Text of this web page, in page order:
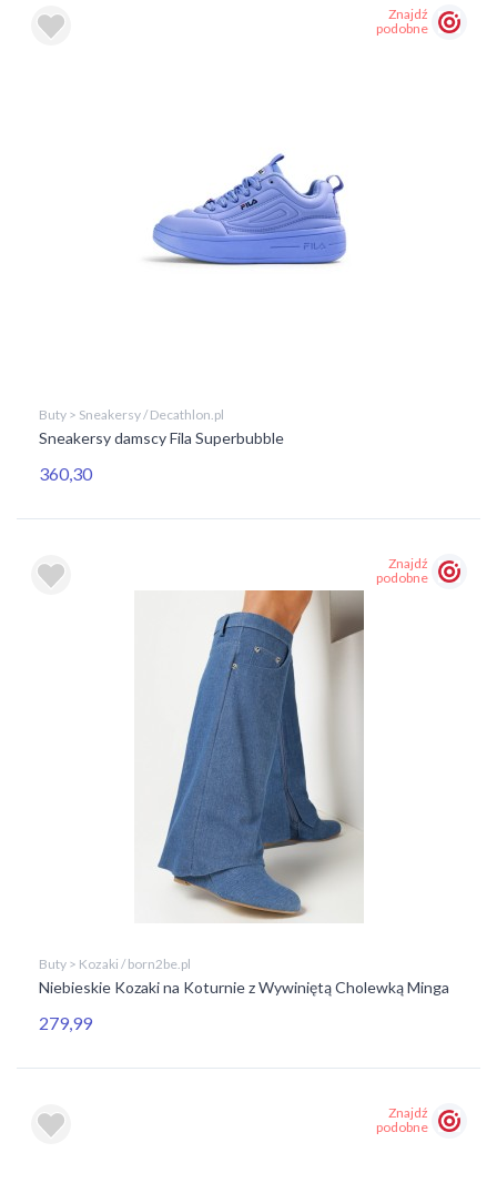
Znajdź
podobne
Buty > Sneakersy / Decathlon.pl
Sneakersy damscy Fila Superbubble
360,30
Znajdź
podobne
Buty > Kozaki / born2be.pl
Niebieskie Kozaki na Koturnie z Wywiniętą Cholewką Minga
279,99
Znajdź
podobne